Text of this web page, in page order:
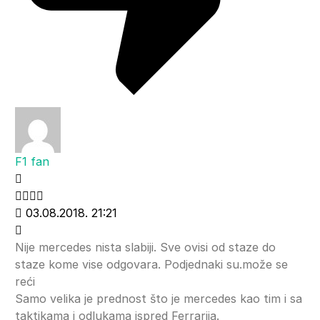
F1 fan
03.08.2018. 21:21
Nije mercedes nista slabiji. Sve ovisi od staze do
staze kome vise odgovara. Podjednaki su.može se
reći
Samo velika je prednost što je mercedes kao tim i sa
taktikama i odlukama ispred Ferrarija.